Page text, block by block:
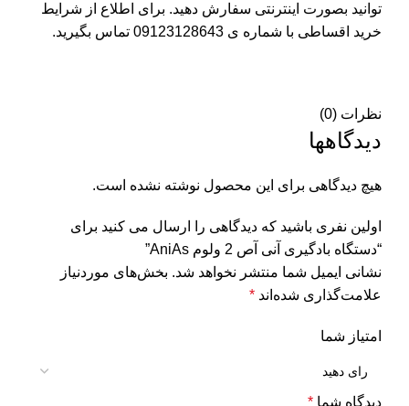
توانید بصورت اینترنتی سفارش دهید. برای اطلاع از شرایط
خرید اقساطی با شماره ی 09123128643 تماس بگیرید.
نظرات (0)
دیدگاهها
هیچ دیدگاهی برای این محصول نوشته نشده است.
اولین نفری باشید که دیدگاهی را ارسال می کنید برای
“دستگاه بادگیری آنی آص 2 ولوم AniAs”
نشانی ایمیل شما منتشر نخواهد شد. بخش‌های موردنیاز
علامت‌گذاری شده‌اند *
امتیاز شما
دیدگاه شما *